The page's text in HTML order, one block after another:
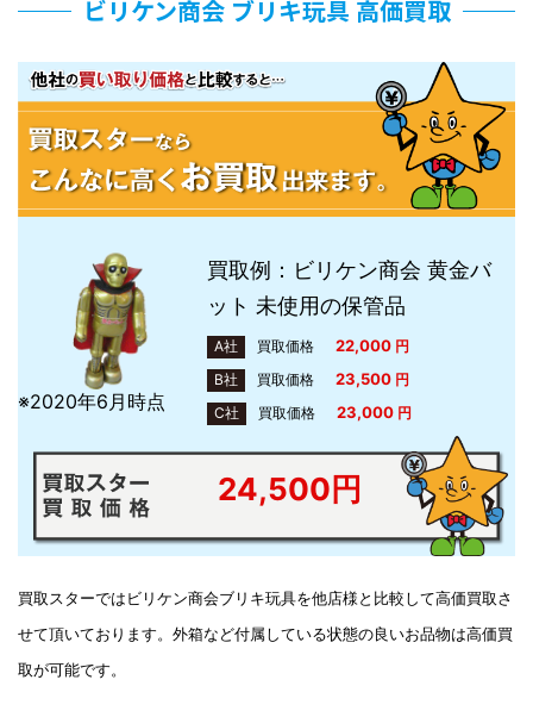
ビリケン商会 ブリキ玩具 高価買取
買取例：ビリケン商会 黄金バ
ット 未使用の保管品
A社 買取価格 22,000円
B社
買取価格 23,500円
C社
買取価格 23,000 円
※2020年6月時点
24,500円
買取スターではビリケン商会ブリキ玩具を他店様と比較して高価買取さ
せて頂いております。外箱など付属している状態の良いお品物は高価買
取が可能です。